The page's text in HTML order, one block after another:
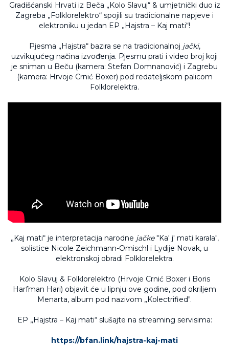
Gradišćanski Hrvati iz Beča „Kolo Slavuj“ & umjetnički duo iz
Zagreba „Folklorelektro“ spojili su tradicionalne napjeve i
elektroniku u jedan EP „Hajstra – Kaj mati“!
Pjesma „Hajstra“ bazira se na tradicionalnoj jački,
uzvikujućeg načina izvođenja. Pjesmu prati i video broj koji
je sniman u Beču (kamera: Stefan Domnanović) i Zagrebu
(kamera: Hrvoje Crnić Boxer) pod redateljskom palicom
Folklorelektra.
„Kaj mati“ je interpretacija narodne jačke"Ka' j' mati karala",
solistice Nicole Zeichmann-Omischl i Lydije Novak, u
elektronskoj obradi Folklorelektra.
Kolo Slavuj & Folklorelektro (Hrvoje Crnić Boxer i Boris
Harfman Hari) objavit će u lipnju ove godine, pod okriljem
Menarta, album pod nazivom „Kolectrified".
EP „Hajstra – Kaj mati“ slušajte na streaming servisima:
https://bfan.link/hajstra-kaj-mati